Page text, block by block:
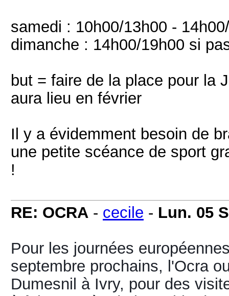
samedi : 10h00/13h00 -
dimanche : 14h00/19h00 si
but = faire de la place pour la
aura lieu en février
Il y a évidemment besoin de
une petite scéance de sport
!
RE: OCRA - cecile - Lun. 05
Pour les journées
septembre prochains, l'Ocra
Dumesnil à Ivry, pour des